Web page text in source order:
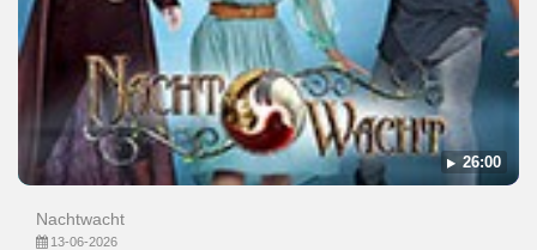
26:00
Nachtwacht
13-06-2026